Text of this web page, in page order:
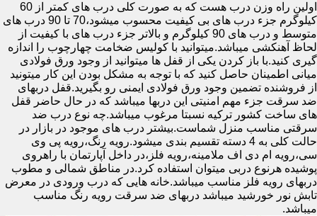
اولین راه وزن درب هست که به صورت کلی درب های کمتر از 60
کیلوگرم جزء درب های بی کیفیت محسوب میشود،70 تا 90 درب های
متوسط و درب های 90 کیلوگرم و بالاتر جزء درب های با کیفیت از
لحاظ آهنکشی میباشد.میتوانید با کولیس ضخامت چهارچوب را اندازه
گیری کنید.با باز کردن یکی از قفل ها میتوانید از وجود ورق فولادی
میانی اطمینان حاصل کنید که با توجه به مشکل بودن این کار میتونید
از فروشنده تضمین وجود ورق فولادی ایمنی رو بگیرید.قفل دربهای
ضد سرقت جزء مهم امنیتی این دربها میباشد که در حال حاضر قفل
های ساخت کشور ترکیه نسبتا مرغوب میباشد.چه نوع درب ضد
سرقتی مناسب منزل شماست.بیشتر درب های موجود در بازار در
حالت کلی به 4 دسته تقسیم بندی میشود.رویه رنگ،رویه پی وی
سی،رویه ام دی اف ملامینه،رویه فلز،در داخل آپارتمان با راهروی
پوشیده هرنوع دربی میتوان استفاده کرد.در مناطق شمالی و مطوب
دربهای رویه فلز مناسب میباشد.خانه هایی که درب ورودی در معرض
تابش نور خورشید میباشد دربهای ضد سرقت رویه رنگ مناسب
میباشد.